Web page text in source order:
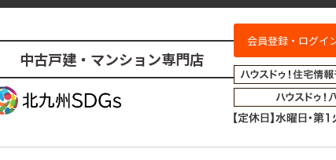
北九州市門司区】人気の学区特集｜小倉南、八幡西、八幡東、小倉北
中古戸建・マンション専門店
会員登録・ログイ